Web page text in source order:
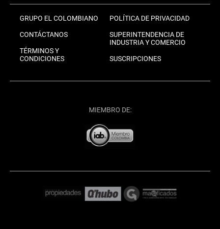
GRUPO EL COLOMBIANO
CONTÁCTANOS
TÉRMINOS Y
CONDICIONES
POLÍTICA DE PRIVACIDAD
SUPERINTENDENCIA DE
INDUSTRIA Y COMERCIO
SUSCRIPCIONES
MIEMBRO DE: